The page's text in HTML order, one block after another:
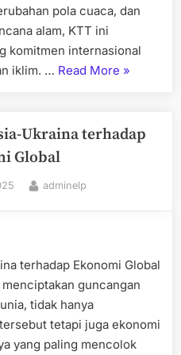
pola cuaca, dan
alam, KTT ini
komitmen internasional
iklim. … Read More “Krisis
Sorotan
»
Ukraina terhadap
Global
By
adminelp
terhadap Ekonomi Global
guncangan
tidak hanya
tetapi juga ekonomi
yang paling mencolok